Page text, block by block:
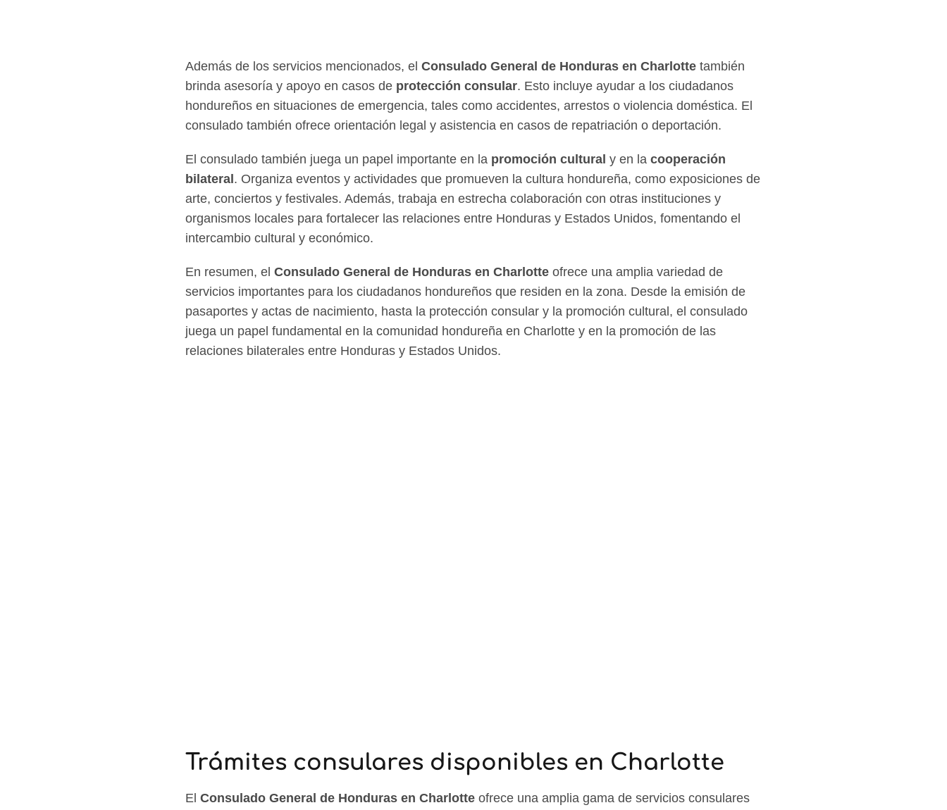
Además de los servicios mencionados, el Consulado General de Honduras en Charlotte también
brinda asesoría y apoyo en casos de protección consular. Esto incluye ayudar a los ciudadanos
hondureños en situaciones de emergencia, tales como accidentes, arrestos o violencia doméstica. El
consulado también ofrece orientación legal y asistencia en casos de repatriación o deportación.
El consulado también juega un papel importante en la promoción cultural y en la cooperación
bilateral . Organiza eventos y actividades que promueven la cultura hondureña, como exposiciones de
arte, conciertos y festivales. Además, trabaja en estrecha colaboración con otras instituciones y
organismos locales para fortalecer las relaciones entre Honduras y Estados Unidos, fomentando el
intercambio cultural y económico.
En resumen, el Consulado General de Honduras en Charlotte ofrece una amplia variedad de
servicios importantes para los ciudadanos hondureños que residen en la zona. Desde la emisión de
pasaportes y actas de nacimiento, hasta la protección consular y la promoción cultural, el consulado
juega un papel fundamental en la comunidad hondureña en Charlotte y en la promoción de las
relaciones bilaterales entre Honduras y Estados Unidos.
Trámites consulares disponibles en Charlotte
El Consulado General de Honduras en Charlotte ofrece una amplia gama de servicios consulares